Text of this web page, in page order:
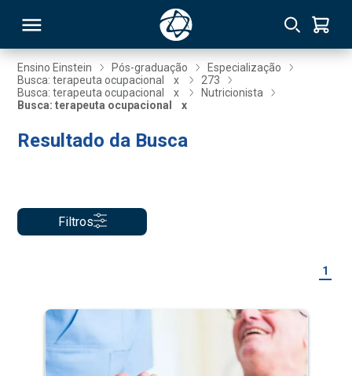
Ensino Einstein Pós-graduação
Especialização
Busca: terapeuta ocupacional
x
273
Busca: terapeuta ocupacional
x
Nutricionista
Busca: terapeuta ocupacional
x
Resultado da Busca
Filtros
1